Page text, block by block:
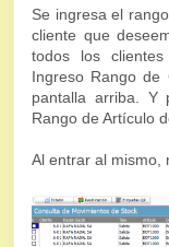
Se ingresa el
cliente que
todos los
Ingreso Rango
pantalla arriba. Y
Rango de Artículo
Al entrar al mismo,